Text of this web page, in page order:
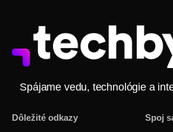
Spájame vedu, technológie a
Dôležité odkazy Spoj